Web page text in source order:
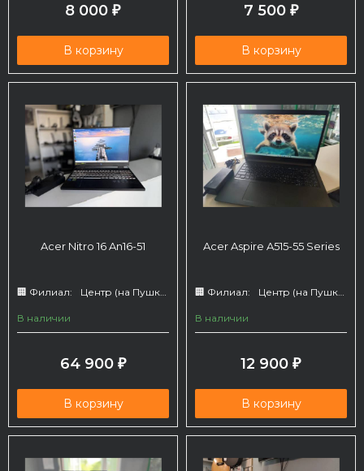
8 000 ₽
В корзину
7 500 ₽
В корзину
Acer Nitro 16 An16-51
🏢 Филиал: Центр (на Пушкина 66)
В наличии
64 900 ₽
В корзину
Acer Aspire A515-55 Series
🏢 Филиал: Центр (на Пушкина 66)
В наличии
12 900 ₽
В корзину